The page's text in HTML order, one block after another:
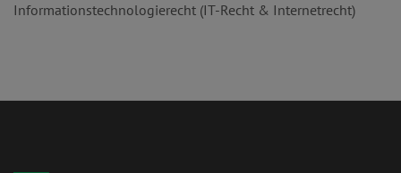
Informationstechnologierecht (IT-Recht & Internetrecht)